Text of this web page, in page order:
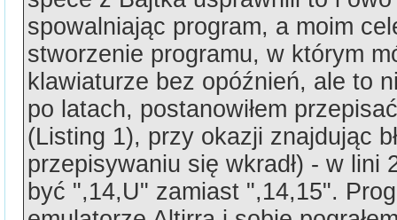
spowalniając program, a moim
stworzenie programu, w którym
klawiaturze bez opóźnień, ale to
po latach, postanowiłem
(Listing 1), przy okazji znajdując
przepisywaniu się wkradł) - w lini
być ",14,U" zamiast ",14,15".